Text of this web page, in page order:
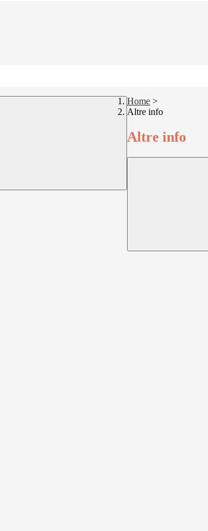
Home >
Altre info
Altre info